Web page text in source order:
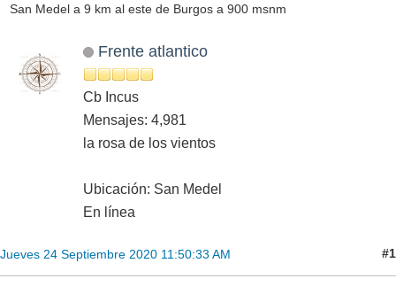
San Medel a 9 km al este de Burgos a 900 msnm
Frente atlantico
Cb Incus
Mensajes: 4,981
la rosa de los vientos
Ubicación: San Medel
En línea
Jueves 24 Septiembre 2020 11:50:33 AM #1